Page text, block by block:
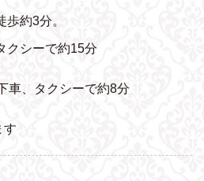
歩約3分。
クシーで約15分
、タクシーで約8分
す